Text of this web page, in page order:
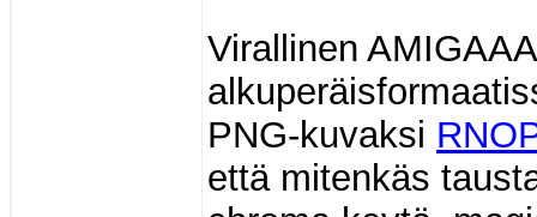
Virallinen
PNG-kuvaksi
että mitenkäs